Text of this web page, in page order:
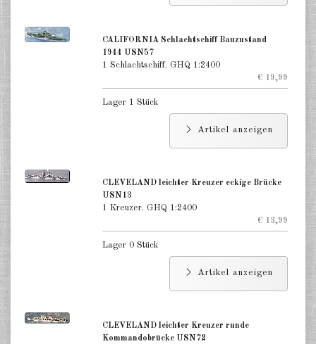
CALIFORNIA Schlachtschiff Bauzustand
1944 USN57
1 Schlachtschiff. GHQ 1:2400
€ 19,99
Lager 1 Stück
Artikel anzeigen
CLEVELAND leichter Kreuzer eckige Brücke
USN13
1 Kreuzer. GHQ 1:2400
€ 13,99
Lager 0 Stück
Artikel anzeigen
CLEVELAND leichter Kreuzer runde
Kommandobrücke USN72